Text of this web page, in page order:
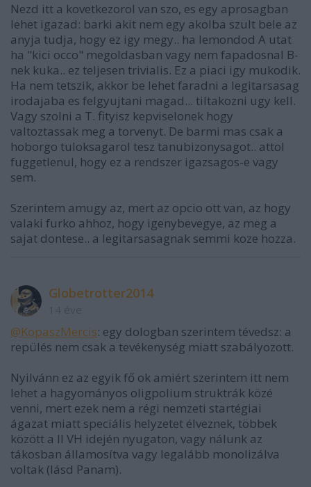
Nezd itt a kovetkezorol van szo, es egy aprosagban
lehet igazad: barki akit nem egy akolba szult bele az
anyja tudja, hogy ez igy megy.. ha lemondod A utat
ha "kici occo" megoldasban vagy nem fapadosnal B-
nek kuka.. ez teljesen trivialis. Ez a piaci igy mukodik.
Ha nem tetszik, akkor be lehet faradni a legitarsasag
irodajaba es felgyujtani magad... tiltakozni ugy kell.
Vagy szolni a T. fityisz kepviselonek hogy
valtoztassak meg a torvenyt. De barmi mas csak a
hoborgo tuloksagarol tesz tanubizonysagot.. attol
fuggetlenul, hogy ez a rendszer igazsagos-e vagy
sem.
Szerintem amugy az, mert az opcio ott van, az hogy
valaki furko ahhoz, hogy igenybevegye, az meg a
sajat dontese.. a legitarsasagnak semmi koze hozza.
Globetrotter2014
@KopaszMercis: egy dologban szerintem tévedsz: a
repülés nem csak a tevékenység miatt szabályozott.
Nyilvánn ez az egyik fő ok amiért szerintem itt nem
lehet a hagyományos oligpolium struktrák közé
venni, mert ezek nem a régi nemzeti startégiai
ágazat miatt speciális helyzetet élveznek, többek
között a II VH idején nyugaton, vagy nálunk az
tákosban államosítva vagy legalább monolizálva
voltak (lásd Panam).